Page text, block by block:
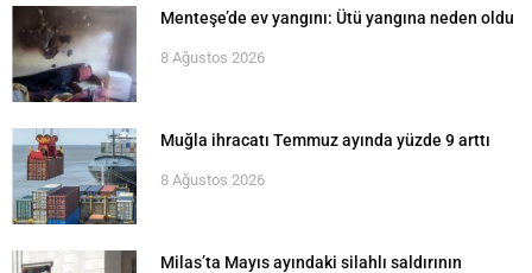
Menteşe’de ev yangını: Ütü yangına neden oldu
8 Ağustos 2026
Muğla ihracatı Temmuz ayında yüzde 9 arttı
8 Ağustos 2026
Milas’ta Mayıs ayındaki silahlı saldırının